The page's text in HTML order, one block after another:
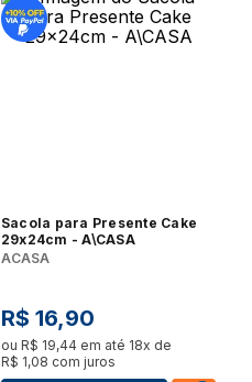
Sacola para Presente Cake
29x24cm - A\CASA
ACASA
R$ 16,90
ou R$ 19,44 em até 18x de
R$ 1,08 com juros